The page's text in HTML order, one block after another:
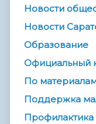
Новости
Новости
Образование
Официальный
По
Поддержка